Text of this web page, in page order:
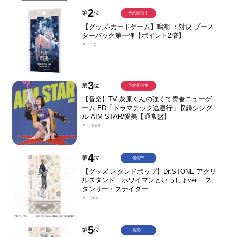
第2位
【グッズ-カードゲーム】鳴潮 ：対決 ブース
ターパック第一弾【ポイント2倍】
￥440
予約受付中
第3位
【音楽】TV 灰原くんの強くて青春ニューゲ
ーム ED「ドラマチック逃避行」収録シング
ル AIM STAR/愛美【通常盤】
￥1,999
予約受付中
第4位
【グッズ-スタンドポップ】Dr.STONE アクリ
ルスタンド ホワイマンといっしょver. ス
タンリー・スナイダー
￥1,980
発売中
第5位 発売中